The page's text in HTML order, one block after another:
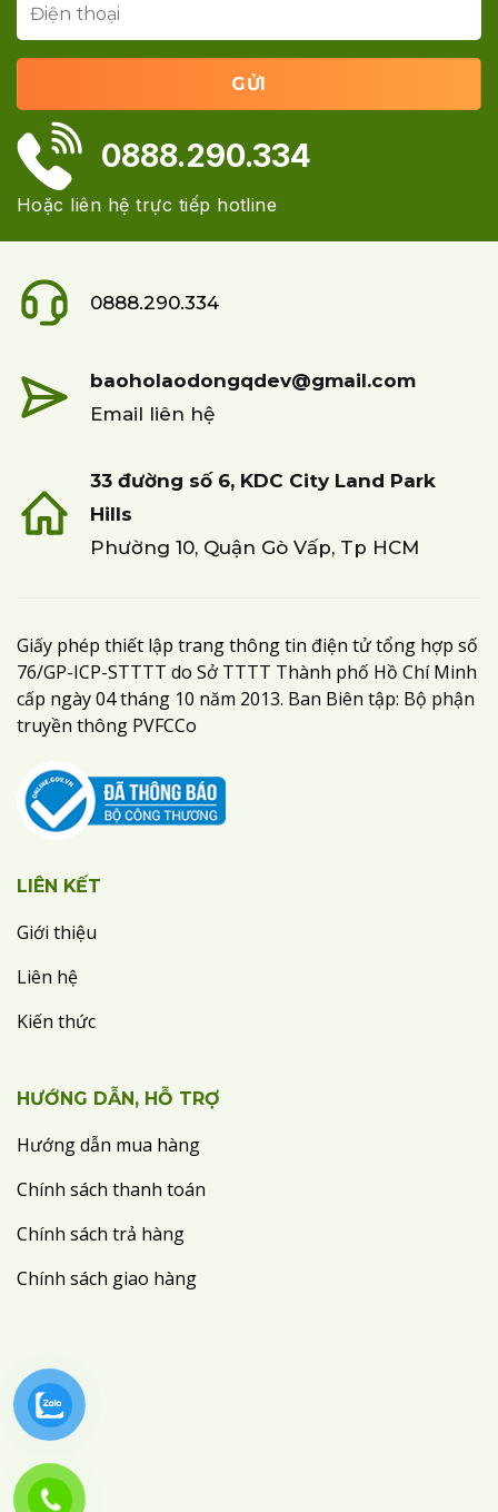
0888.290.334
Hoặc liên hệ trực tiếp hotline
0888.290.334
baoholaodongqdev@gmail.com
Email liên hệ
33 đường số 6, KDC City Land Park
Hills
Phường 10, Quận Gò Vấp, Tp HCM
Giấy phép thiết lập trang thông tin điện tử tổng hợp số
76/GP-ICP-STTTT do Sở TTTT Thành phố Hồ Chí Minh
cấp ngày 04 tháng 10 năm 2013. Ban Biên tập: Bộ phận
truyền thông PVFCCo
LIÊN KẾT
Giới thiệu
Liên hệ
Kiến thức
HƯỚNG DẪN, HỖ TRỢ
Hướng dẫn mua hàng
Chính sách thanh toán
Chính sách trả hàng
Chính sách giao hàng